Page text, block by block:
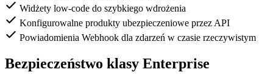
Widżety low-code do szybkiego wdrożenia
Konfigurowalne produkty ubezpieczeniowe przez API
Powiadomienia Webhook dla zdarzeń w czasie rzeczywistym
Bezpieczeństwo klasy Enterprise